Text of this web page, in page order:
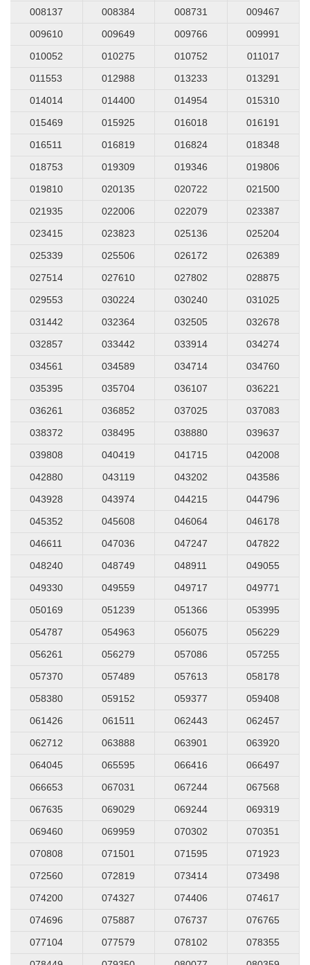
008137
008384 008731
009467
009610
009649 009766
009991
010052
010275 010752
011017
011553
012988 013233
013291
014014
014400 014954
015310
015469
015925 016018
016191
016511
016819 016824
018348
018753
019309 019346
019806
019810
020135 020722
021500
021935
022006 022079
023387
023415
023823 025136
025204
025339
025506 026172
026389
027514
027610 027802
028875
029553
030224 030240
031025
031442
032364 032505
032678
032857
033442 033914
034274
034561
034589 034714
034760
035395
035704 036107
036221
036261
036852 037025
037083
038372
038495 038880
039637
039808
040419 041715
042008
042880
043119 043202
043586
043928
043974 044215
044796
045352
045608 046064
046178
046611
047036 047247
047822
048240
048749 048911
049055
049330
049559 049717
049771
050169
051239 051366
053995
054787
054963 056075
056229
056261
056279 057086
057255
057370
057489 057613
058178
058380
059152 059377
059408
061426
061511 062443
062457
062712
063888 063901
063920
064045
065595 066416
066497
066653
067031 067244
067568
067635
069029 069244
069319
069460
069959 070302
070351
070808
071501 071595
071923
072560
072819 073414
073498
074200
074327 074406
074617
074696
075887 076737
076765
077104
077579 078102
078355